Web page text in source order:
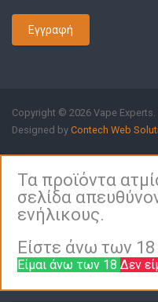
Εγγραφή
Copyright © 2026 Vape Experts.
Designed by Contech Web
Τα προϊόντα
σελίδα
ενήλικους.
Είστε άνω των
Είμαι άνω των 18 Δεν